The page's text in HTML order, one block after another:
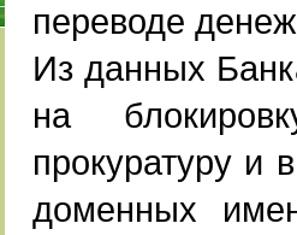
переводе
Из данных
на
прокуратуру и
доменных